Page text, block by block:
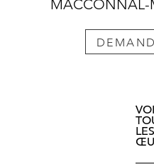
MACCONNAL-
LES